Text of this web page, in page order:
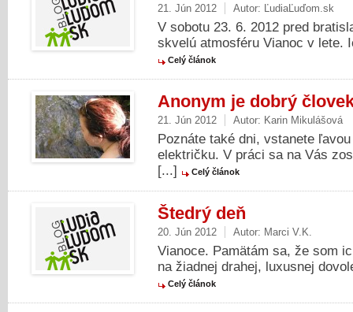
21. Jún 2012 Autor: ĽudiaĽuďom.sk
V sobotu 23. 6. 2012 pred
skvelú atmosféru Vianoc v lete.
Celý článok
Anonym je dobrý
21. Jún 2012 Autor: Karin Mikulášová
Poznáte také dni, vstanete
električku. V práci sa na Vás
[...]
Celý článok
Štedrý deň
20. Jún 2012 Autor: Marci V.K.
Vianoce. Pamätám sa, že som
na žiadnej drahej, luxusnej
Celý článok